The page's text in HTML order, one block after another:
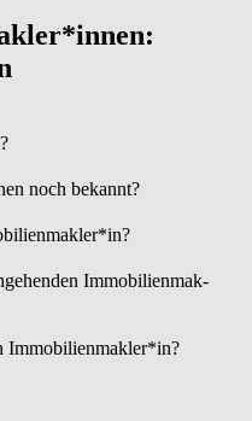
noch bekannt?
Im­mo­bi­li­en­mak­
Im­mo­bi­li­en­mak­ler*in?